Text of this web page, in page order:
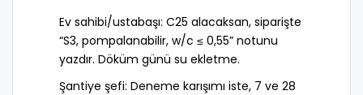
Ev sahibi/ustabaşı: C25 alacaksan, siparişte
“S3, pompalanabilir, w/c ≤ 0,55” notunu
yazdır. Döküm günü su ekletme.
Şantiye şefi: Deneme karışımı iste, 7 ve 28